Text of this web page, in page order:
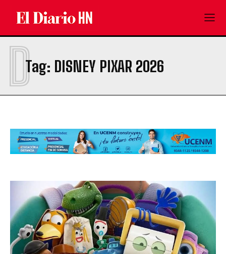
Tag: DISNEY PIXAR 2026
D